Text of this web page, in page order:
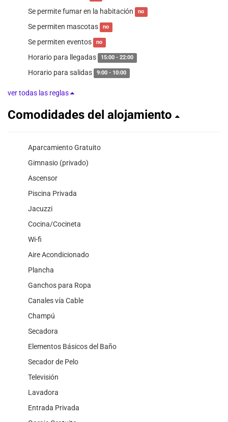
Se permite fumar en la habitación no
Se permiten mascotas no
Se permiten eventos no
Horario para llegadas 15:00 - 22:00
Horario para salidas 9:00 - 10:00
ver todas las reglas
Comodidades del alojamiento
Aparcamiento Gratuito
Gimnasio (privado)
Ascensor
Piscina Privada
Jacuzzi
Cocina/Cocineta
Wi-fi
Aire Acondicionado
Plancha
Ganchos para Ropa
Canales vía Cable
Champú
Secadora
Elementos Básicos del Baño
Secador de Pelo
Televisión
Lavadora
Entrada Privada